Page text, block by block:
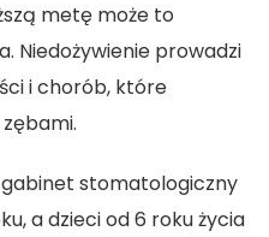
metę może to
Niedożywienie prowadzi
i chorób, które
stomatologiczny
a dzieci od 6 roku życia